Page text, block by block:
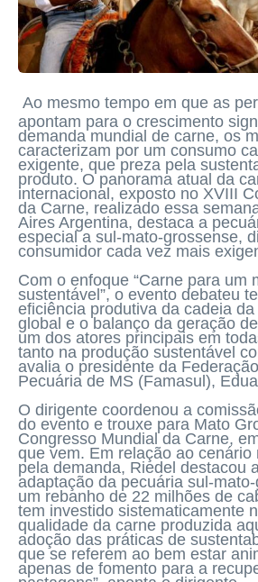
Ao mesmo tempo em que as
apontam para o crescimento
demanda mundial de carne, os
caracterizam por um consumo
exigente, que preza pela
produto. O panorama atual da
internacional, exposto no XVIII
da Carne, realizado essa
Aires Argentina, destaca a
especial a sul-mato-grossense,
consumidor cada vez mais
Com o enfoque “Carne para um
sustentável”, o evento debateu
eficiência produtiva da cadeia
global e o balanço da geração
um dos atores principais em
tanto na produção sustentável
avalia o presidente da
Pecuária de MS (Famasul),
O dirigente coordenou a
do evento e trouxe para Mato
Congresso Mundial da Carne,
que vem. Em relação ao cenário
pela demanda, Riedel destacou
adaptação da pecuária sul-
um rebanho de 22 milhões de
tem investido sistematicamente
qualidade da carne produzida
adoção das práticas de
que se referem ao bem estar
apenas de fomento para a